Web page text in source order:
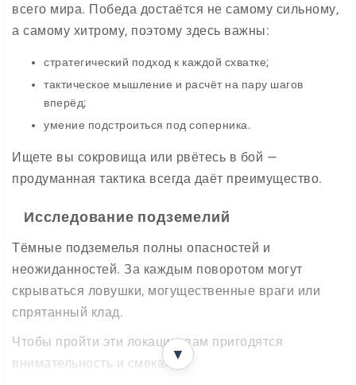
всего мира. Победа достаётся не самому сильному,
а самому хитрому, поэтому здесь важны:
стратегический подход к каждой схватке;
тактическое мышление и расчёт на пару шагов
вперёд;
умение подстроиться под соперника.
Ищете вы сокровища или рвётесь в бой —
продуманная тактика всегда даёт преимущество.
Исследование подземелий
Тёмные подземелья полны опасностей и
неожиданностей. За каждым поворотом могут
скрываться ловушки, могущественные враги или
спрятанный клад.
Чтобы пройти эти локации, вам пригодятся
внимательность и смекалка:
▼